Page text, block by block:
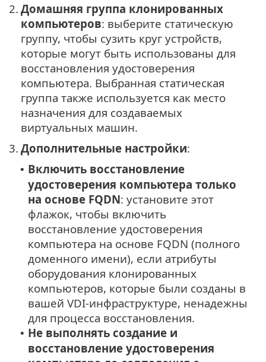
2. Домашняя группа клонированных
компьютеров: выберите статическую
группу, чтобы сузить круг устройств,
которые могут быть использованы для
восстановления удостоверения
компьютера. Выбранная статическая
группа также используется как место
назначения для создаваемых
виртуальных машин.
3. Дополнительные настройки:
• Включить восстановление
удостоверения компьютера только
на основе FQDN: установите этот
флажок, чтобы включить
восстановление удостоверения
компьютера на основе FQDN (полного
доменного имени), если атрибуты
оборудования клонированных
компьютеров, которые были созданы в
вашей VDI-инфраструктуре, ненадежны
для процесса восстановления.
• Не выполнять создание и
восстановление удостоверения